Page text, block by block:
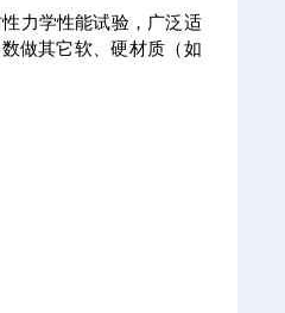
力学性能试验，广泛适
做其它软、硬材质（如